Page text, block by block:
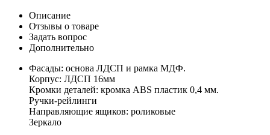
Описание
Отзывы о товаре
Задать вопрос
Дополнительно
Фасады: основа ЛДСП и рамка МДФ.
Корпус: ЛДСП 16мм
Кромки деталей: кромка ABS пластик 0,4 мм.
Ручки-рейлинги
Направляющие ящиков: роликовые
Зеркало